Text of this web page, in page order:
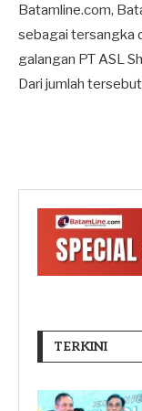
Batamline.com,
sebagai tersangka
galangan PT ASL
Dari jumlah
TERKINI